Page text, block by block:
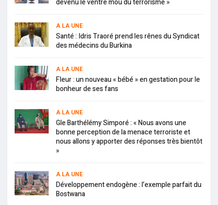
devenu le ventre mou du terrorisme »
A LA UNE
Santé : Idris Traoré prend les rênes du Syndicat
des médecins du Burkina
A LA UNE
Fleur : un nouveau « bébé » en gestation pour le
bonheur de ses fans
A LA UNE
Gle Barthélémy Simporé : « Nous avons une
bonne perception de la menace terroriste et
nous allons y apporter des réponses très bientôt
»
A LA UNE
Développement endogène : l’exemple parfait du
Bostwana